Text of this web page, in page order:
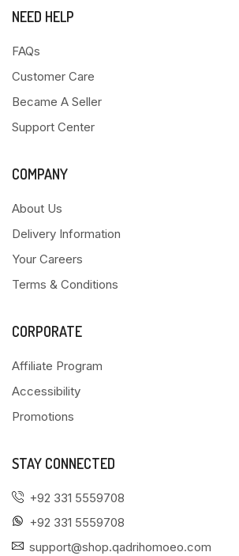
NEED HELP
FAQs
Customer Care
Became A Seller
Support Center
COMPANY
About Us
Delivery Information
Your Careers
Terms & Conditions
CORPORATE
Affiliate Program
Accessibility
Promotions
STAY CONNECTED
+92 331 5559708
+92 331 5559708
support@shop.qadrihomoeo.com